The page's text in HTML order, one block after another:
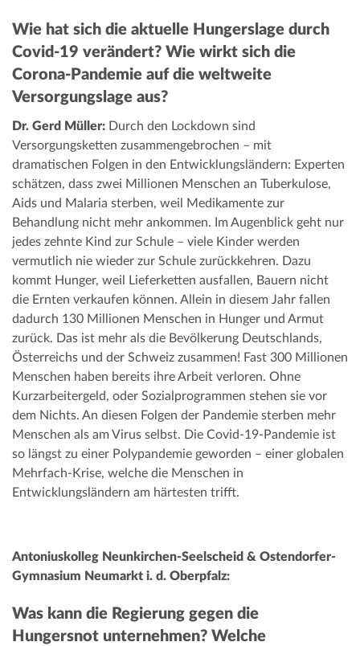
Wie hat sich die aktuelle Hungerslage durch
Covid-19 verändert? Wie wirkt sich die
Corona-Pandemie auf die weltweite
Versorgungslage aus?
Dr. Gerd Müller: Durch den Lockdown sind
Versorgungsketten zusammengebrochen – mit
dramatischen Folgen in den Entwicklungsländern: Experten
schätzen, dass zwei Millionen Menschen an Tuberkulose,
Aids und Malaria sterben, weil Medikamente zur
Behandlung nicht mehr ankommen. Im Augenblick geht nur
jedes zehnte Kind zur Schule – viele Kinder werden
vermutlich nie wieder zur Schule zurückkehren. Dazu
kommt Hunger, weil Lieferketten ausfallen, Bauern nicht
die Ernten verkaufen können. Allein in diesem Jahr fallen
dadurch 130 Millionen Menschen in Hunger und Armut
zurück. Das ist mehr als die Bevölkerung Deutschlands,
Österreichs und der Schweiz zusammen! Fast 300 Millionen
Menschen haben bereits ihre Arbeit verloren. Ohne
Kurzarbeitergeld, oder Sozialprogrammen stehen sie vor
dem Nichts. An diesen Folgen der Pandemie sterben mehr
Menschen als am Virus selbst. Die Covid-19-Pandemie ist
so längst zu einer Polypandemie geworden – einer globalen
Mehrfach-Krise, welche die Menschen in
Entwicklungsländern am härtesten trifft.
Antoniuskolleg Neunkirchen-Seelscheid & Ostendorfer-
Gymnasium Neumarkt i. d. Oberpfalz:
Was kann die Regierung gegen die
Hungersnot unternehmen? Welche